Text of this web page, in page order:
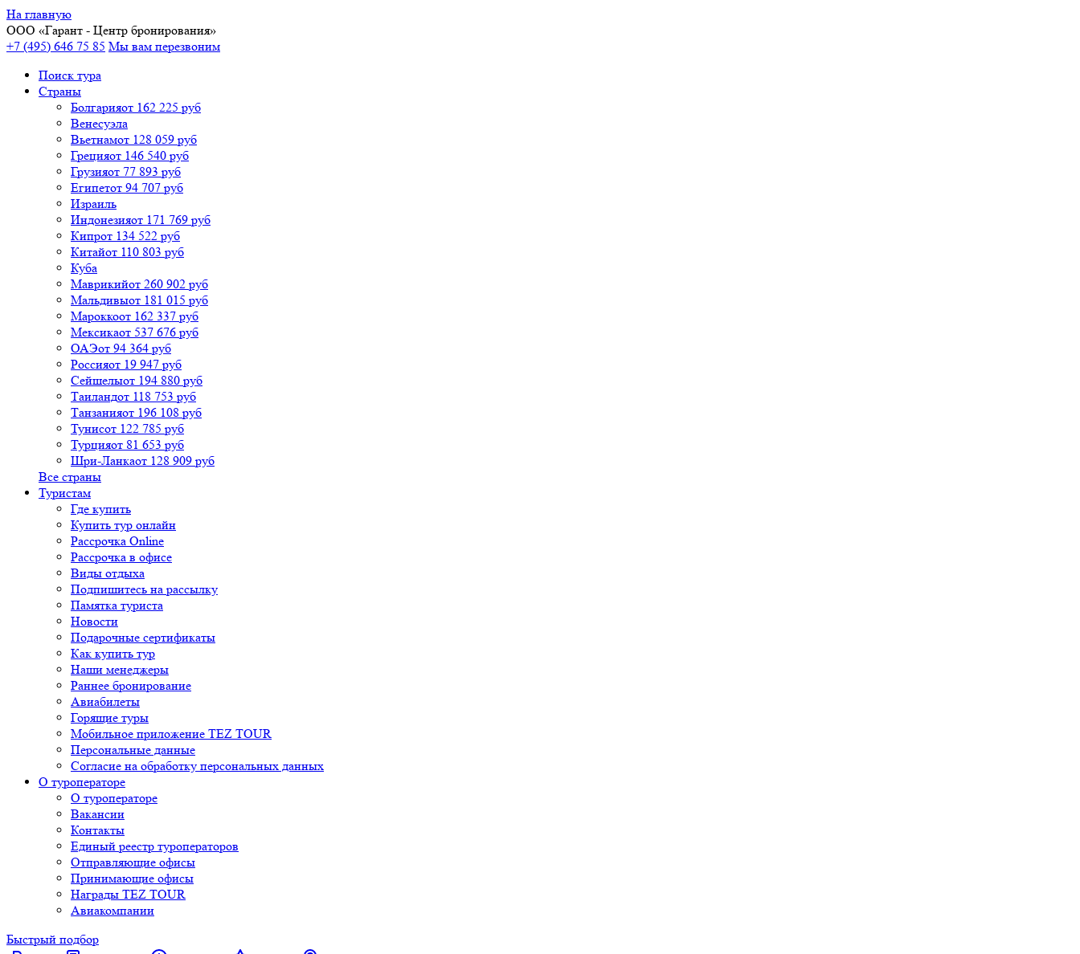
На главную
ООО «Гарант - Центр бронирования»
+7 (495) 646 75 85 Мы вам перезвоним
Поиск тура
Cтраны
Болгарияот 162 225 руб
Венесуэла
Вьетнамот 128 059 руб
Грецияот 146 540 руб
Грузияот 77 893 руб
Египетот 94 707 руб
Израиль
Индонезияот 171 769 руб
Кипрот 134 522 руб
Китайот 110 803 руб
Куба
Маврикийот 260 902 руб
Мальдивыот 181 015 руб
Мароккоот 162 337 руб
Мексикаот 537 676 руб
ОАЭот 94 364 руб
Россияот 19 947 руб
Сейшелыот 194 880 руб
Таиландот 118 753 руб
Танзанияот 196 108 руб
Тунисот 122 785 руб
Турцияот 81 653 руб
Шри-Ланкаот 128 909 руб
Все страны
Туристам
Где купить
Купить тур онлайн
Рассрочка Online
Рассрочка в офисе
Виды отдыха
Подпишитесь на рассылку
Памятка туриста
Новости
Подарочные сертификаты
Как купить тур
Наши менеджеры
Раннее бронирование
Авиабилеты
Горящие туры
Мобильное приложение TEZ TOUR
Персональные данные
Согласие на обработку персональных данных
О туроператоре
О туроператоре
Вакансии
Контакты
Единый реестр туроператоров
Отправляющие офисы
Принимающие офисы
Награды TEZ TOUR
Авиакомпании
Быстрый подбор